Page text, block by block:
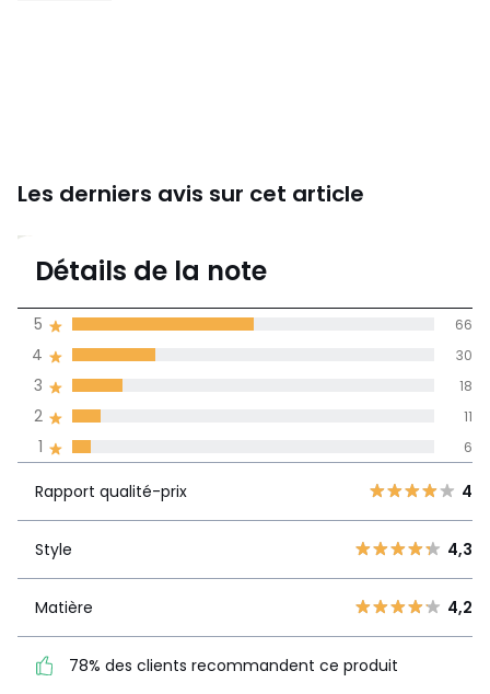
• Origine de fabrication (tissage, teinture, confection) :
Couleurs Vert Olive, Jaune Bronze, Praline, Vert De Gris,
Vert Canard, Grenat, Bleu Encre, Beige
Tailles 90x190 cm, 150x150 cm
Caractéristiques environnementales de l’emballage
En savoir plus sur nos emballages
Les derniers avis sur cet article
4,1
moyenne des avis
dans toutes les
1 6
2
3 18
4
5 4
recommandent ce produit
Détails de la note
1 6
2 11
3 18
4 30
5 66
Rapport qualité-prix 4
Style 4,3
Matière 4,2
78% des clients recommandent ce produit